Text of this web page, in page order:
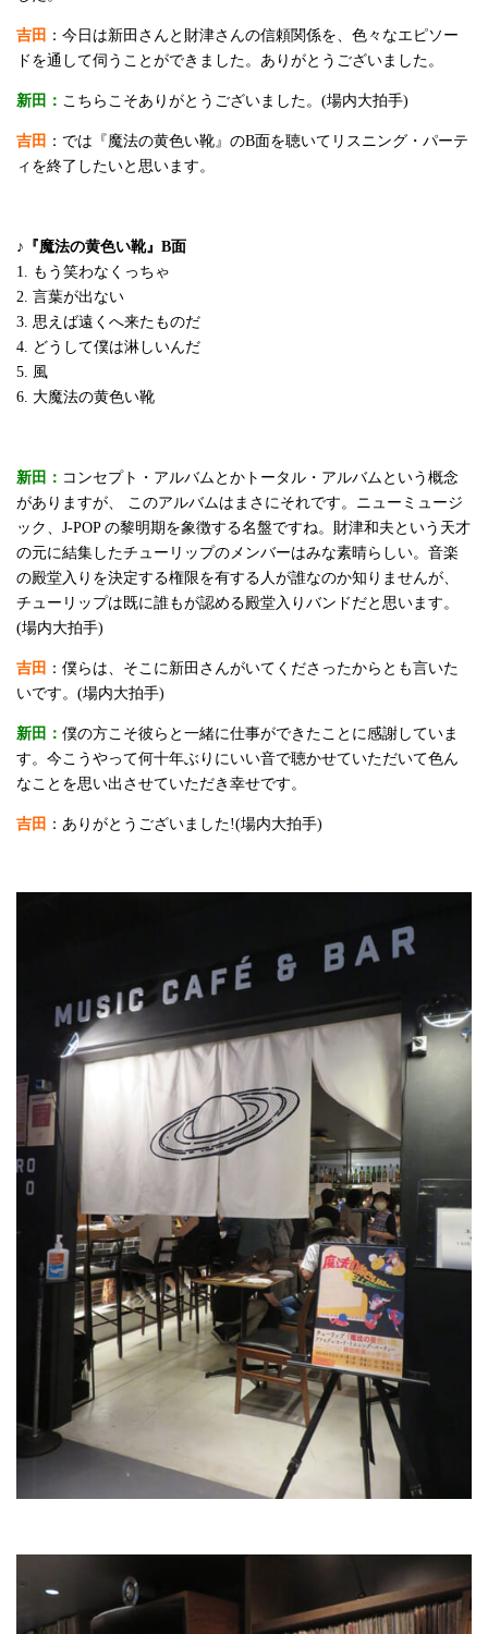
吉田 ：今日は新田さんと財津さんの信頼関係を、色々なエピソー
ドを通して伺うことができました。ありがとうございました。
新田： こちらこそありがとうございました。(場内大拍手)
吉田 ：では『魔法の黄色い靴』のB面を聴いてリスニング・パーテ
ィを終了したいと思います。
♪『魔法の黄色い靴』B面
1. もう笑わなくっちゃ
2. 言葉が出ない
3. 思えば遠くへ来たものだ
4. どうして僕は淋しいんだ
5. 風
6. 大魔法の黄色い靴
新田： コンセプト・アルバムとかトータル・アルバムという概念
がありますが、 このアルバムはまさにそれです。ニューミュージ
ック、J-POP の黎明期を象徴する名盤ですね。財津和夫という天才
の元に結集したチューリップのメンバーはみな素晴らしい。音楽
の殿堂入りを決定する権限を有する人が誰なのか知りませんが、
チューリップは既に誰もが認める殿堂入りバンドだと思います。
(場内大拍手)
吉田 ：僕らは、そこに新田さんがいてくださったからとも言いた
いです。(場内大拍手)
新田： 僕の方こそ彼らと一緒に仕事ができたことに感謝していま
す。今こうやって何十年ぶりにいい音で聴かせていただいて色ん
なことを思い出させていただき幸せです。
吉田 ：ありがとうございました!(場内大拍手)